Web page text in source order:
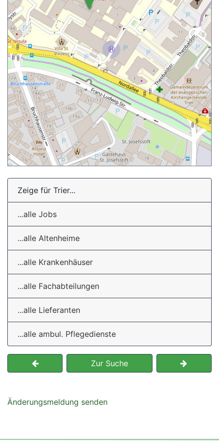
Zeige für Trier...
...alle Jobs
...alle Altenheime
...alle Krankenhäuser
...alle Fachabteilungen
...alle Lieferanten
...alle ambul. Pflegedienste
Zur Suche
Änderungsmeldung senden